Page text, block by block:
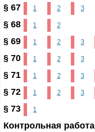
§ 67 1 2 3
§ 68 1 2
§ 69 1 2 3
§ 70 1 2 3
§ 71 1 2 3
§ 72 1 2 3
§ 73 1
Контрольная работа